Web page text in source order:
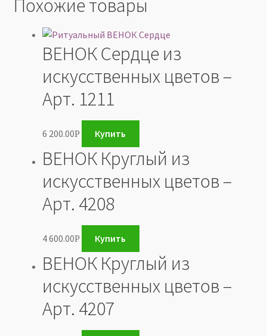
Похожие товары
ВЕНОК Сердце из
искусственных цветов –
Арт. 1211
6 200.00Р Купить
ВЕНОК Круглый из
искусственных цветов –
Арт. 4208
4 600.00Р Купить
ВЕНОК Круглый из
искусственных цветов –
Арт. 4207